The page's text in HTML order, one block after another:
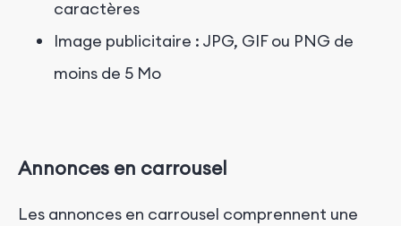
caractères
Image publicitaire : JPG, GIF ou PNG de
moins de 5 Mo
Annonces en carrousel
Les annonces en carrousel comprennent une